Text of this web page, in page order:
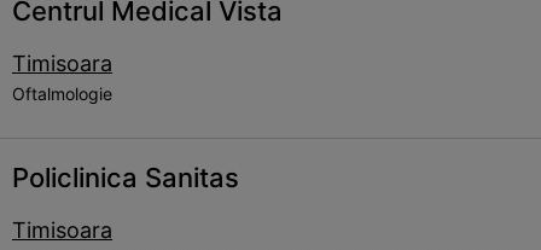
Centrul Medical Vista
Timisoara
Oftalmologie
Policlinica Sanitas
Timisoara